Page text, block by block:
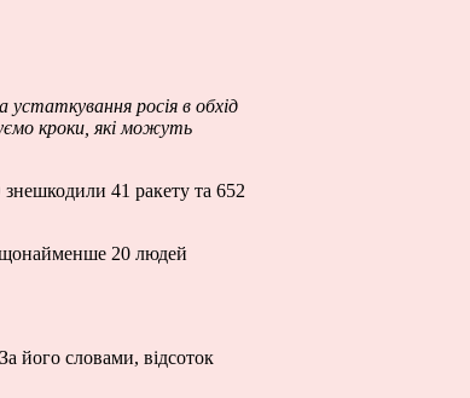
росія в обхід
кроки, які можуть
41 ракету та 652
щонайменше 20 людей
його словами, відсоток